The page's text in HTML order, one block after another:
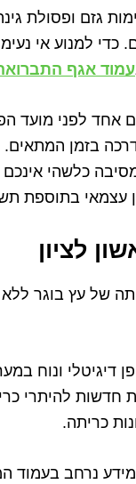
גזם ופסולת
כדי למנוע אי
עמוד אגף
אחד לפני מועד
בזמן המתאים.
כלשהי אינכם
עצמאי בתוספת
לציון
של עץ בוגר
דיגיטלי ונוח
חדשות להיתרי
כריתה.
מידע נרחב בעמוד